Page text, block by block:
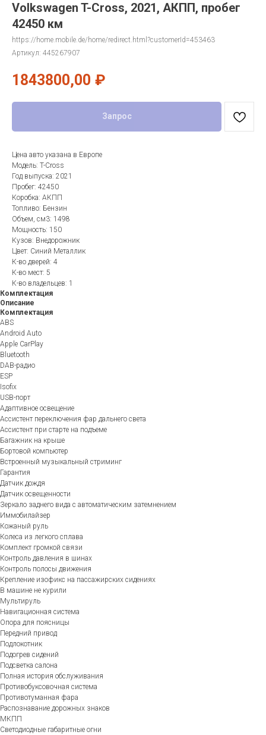
Volkswagen T-Cross, 2021, АКПП, пробег
42450 км
https://home.mobile.de/home/redirect.html?customerId=453463
Артикул: 445267907
1843800,00 ₽
Запрос
Цена авто указана в Европе
Модель: T-Cross
Год выпуска: 2021
Пробег: 42450
Коробка: АКПП
Топливо: Бензин
Объем, см3: 1498
Мощность: 150
Кузов: Внедорожник
Цвет: Синий Металлик
К-во дверей: 4
К-во мест: 5
К-во владельцев: 1
Комплектация
Описание
Комплектация
ABS
Android Auto
Apple CarPlay
Bluetooth
DAB-радио
ESP
Isofix
USB-порт
Адаптивное освещение
Ассистент переключения фар дальнего света
Ассистент при старте на подъеме
Багажник на крыше
Бортовой компьютер
Встроенный музыкальный стриминг
Гарантия
Датчик дождя
Датчик освещенности
Зеркало заднего вида с автоматическим затемнением
Иммобилайзер
Кожаный руль
Колеса из легкого сплава
Комплект громкой связи
Контроль давления в шинах
Контроль полосы движения
Крепление изофикс на пассажирских сидениях
В машине не курили
Мультируль
Навигационная система
Опора для поясницы
Передний привод
Подлокотник
Подогрев сидений
Подсветка салона
Полная история обслуживания
Противобуксовочная система
Противотуманная фара
Распознавание дорожных знаков
МКПП
Светодиодные габаритные огни